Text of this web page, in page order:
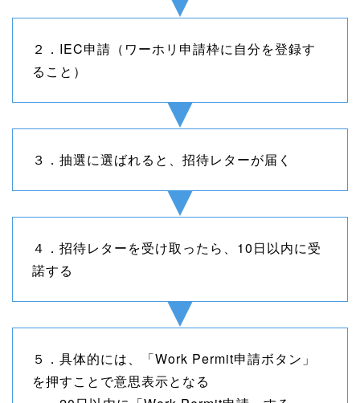
２．IEC申請（ワーホリ申請枠に自分を登録す
ること）
３．抽選に選ばれると、招待レターが届く
４．招待レターを受け取ったら、10日以内に受
諾する
５．具体的には、「Work Permit申請ボタン」
を押すことで意思表示となる